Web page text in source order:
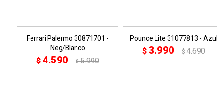
Ferrari Palermo 30871701 -
Neg/Blanco
$4.590 $5.990
Pounce Lite 31077813 - Azul
$3.990 $4.690